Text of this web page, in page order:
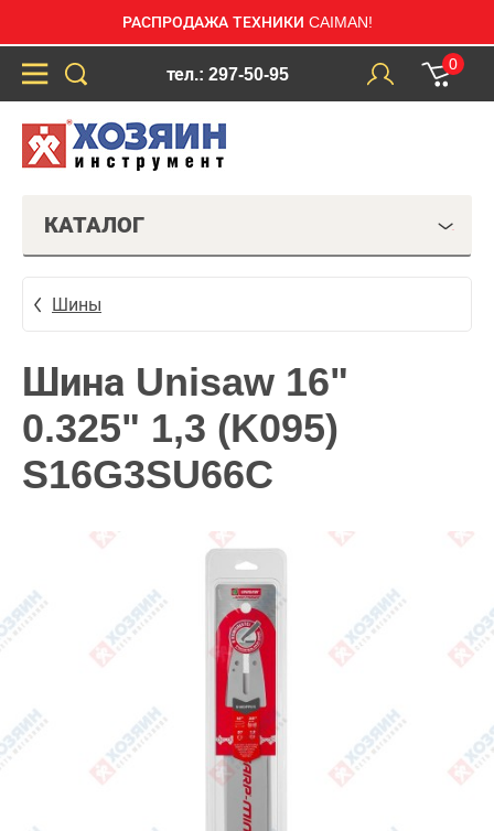
РАСПРОДАЖА ТЕХНИКИ CAIMAN!
тел.: 297-50-95
0
КАТАЛОГ
Шины
Шина Unisaw 16"
0.325" 1,3 (K095)
S16G3SU66C